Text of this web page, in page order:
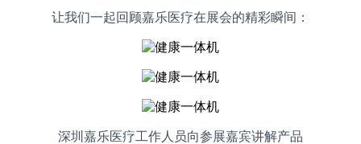
让我们一起回顾嘉乐医疗在展会的精彩瞬间：
深圳嘉乐医疗工作人员向参展嘉宾讲解产品